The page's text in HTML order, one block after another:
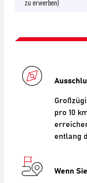
pro 10
entlang
Wenn